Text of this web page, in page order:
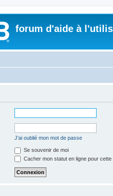
forum d'aide à
J’ai oublié mon mot de passe
Se souvenir de moi
Cacher mon statut en ligne pour